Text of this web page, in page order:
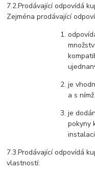
7.2.Prodávající odpovídá
Zejména prodávající
je
a s
je
pokyny
7.3.Prodávající odpovídá
vlastností: